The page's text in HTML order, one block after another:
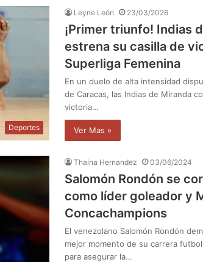
Deportes
Leyne León 23/03/2026
¡Primer triunfo! Indias
estrena su casilla de
Superliga Femenina
En un duelo de alta intensidad
de Caracas, las Indias de Miranda
victoria…
Ver Mas »
Thaina Hernandez 03/06/2024
Salomón Rondón se
como líder goleador y
Concachampions
El venezolano Salomón Rondón
mejor momento de su carrera
para asegurar la…